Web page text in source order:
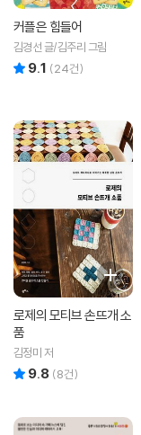
커플은 힘들어
김경선 글/김주리 그림
9.1 (24건)
로제의 모티브 손뜨개 소
품
김정미 저
9.8 (8건)